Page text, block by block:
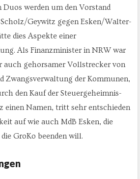
Duos werden um den Vorstand
Geywitz gegen Esken/Walter-
dies Aspekte einer
Als Finanzminister in NRW war
auch gehorsamer Vollstrecker von
Zwangsverwaltung der Kommunen,
den Kauf der Steuergeheimnis-
einen Namen, tritt sehr entschieden
auf wie auch MdB Esken, die
GroKo beenden will.